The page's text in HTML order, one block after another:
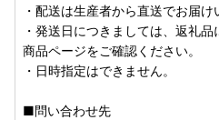
・配送は生産者から直送でお届け
・発送日につきましては、返礼
商品ページをご確認ください。
・日時指定はできません。
■問い合わせ先